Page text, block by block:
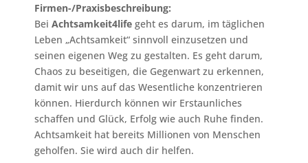
Firmen-/Praxisbeschreibung:
Bei Achtsamkeit4lifegeht es darum, im täglichen
Leben „Achtsamkeit“ sinnvoll einzusetzen und
seinen eigenen Weg zu gestalten. Es geht darum,
Chaos zu beseitigen, die Gegenwart zu erkennen,
damit wir uns auf das Wesentliche konzentrieren
können. Hierdurch können wir Erstaunliches
schaffen und Glück, Erfolg wie auch Ruhe finden.
Achtsamkeit hat bereits Millionen von Menschen
geholfen. Sie wird auch dir helfen.